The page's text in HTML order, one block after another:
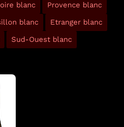
blanc
Provence blanc
blanc
Etranger blanc
Sud-Ouest blanc